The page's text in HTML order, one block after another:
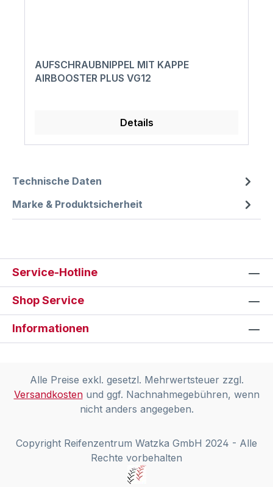
AUFSCHRAUBNIPPEL MIT KAPPE
AIRBOOSTER PLUS VG12
Details
Technische Daten
Marke & Produktsicherheit
Service-Hotline
Shop Service
Informationen
Alle Preise exkl. gesetzl. Mehrwertsteuer zzgl.
Versandkostenund ggf. Nachnahmegebühren, wenn
nicht anders angegeben.
Copyright Reifenzentrum Watzka GmbH 2024 - Alle
Rechte vorbehalten